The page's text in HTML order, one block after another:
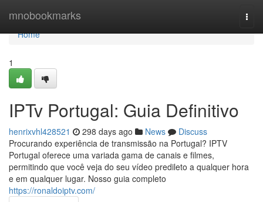
mnobookmarks
Home
Home
1
IPTv Portugal: Guia Definitivo
henrixvhl428521 298 days ago News
Discuss
Procurando experiência de transmissão na Portugal? IPTV
Portugal oferece uma variada gama de canais e filmes,
permitindo que você veja do seu vídeo predileto a qualquer hora
e em qualquer lugar. Nosso guia completo
https://ronaldoiptv.com/